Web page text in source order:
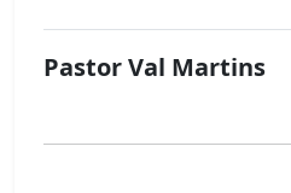
Pastor Val Martins